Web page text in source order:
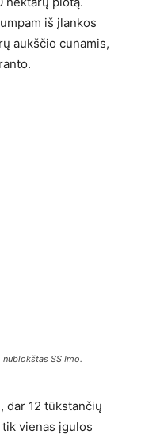
iš įlankos
aukščio cunamis,
SS Imo.
dar 12 tūkstančių
vienas įgulos